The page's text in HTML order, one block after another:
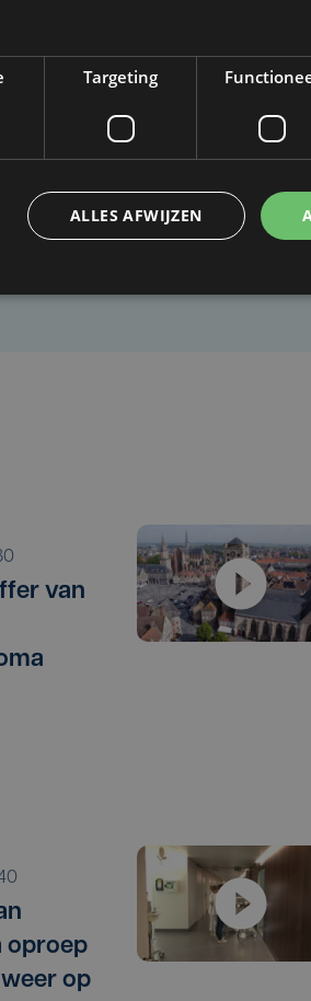
Taalfout opgemerkt?
of schrijffout opgemerkt in dit
van
oproep
op
Targeting
ALLES AFWIJZEN